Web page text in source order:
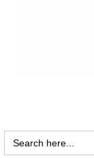
Search
for: